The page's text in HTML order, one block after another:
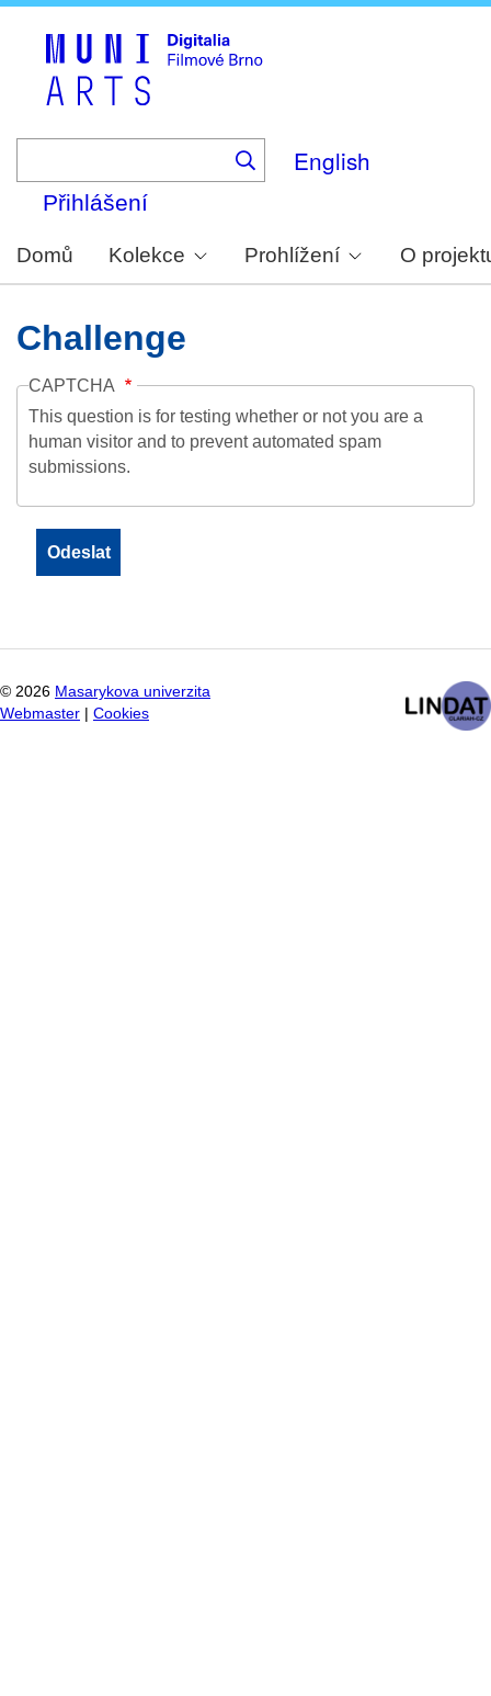
English
Přihlášení
Domů Kolekce Prohlížení O
Challenge
CAPTCHA
This question is for testing whether or not you are a
human visitor and to prevent automated spam
submissions.
© 2026 Masarykova univerzita
Webmaster
Cookies